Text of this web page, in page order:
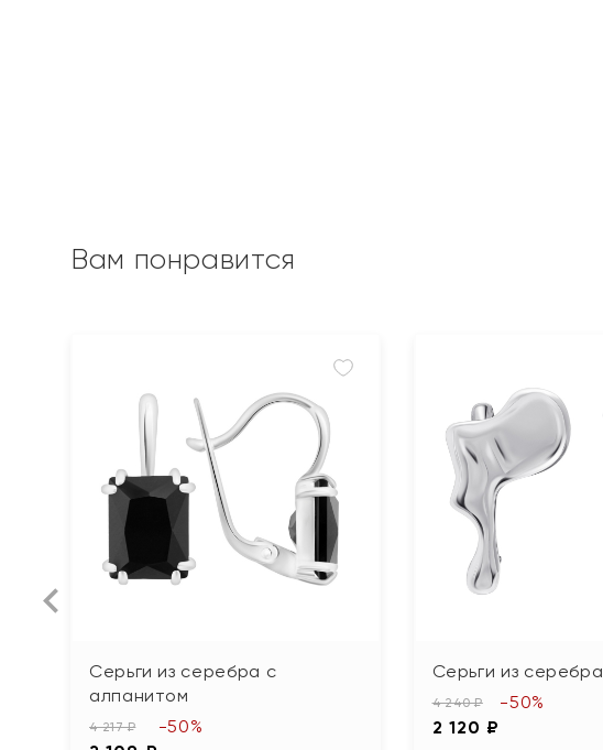
Вам понравится
Серьги из серебра с
алпанитом
4 217 ₽ -50%
Серьги из серебра
4 240 ₽
2 120 ₽
-50%